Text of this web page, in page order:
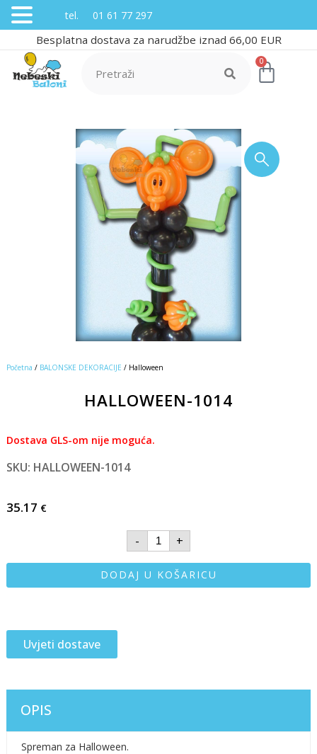
Besplatna dostava za narudžbe iznad 66,00 EUR
0
Početna / BALONSKE DEKORACIJE / Halloween
HALLOWEEN-1014
Dostava GLS-om nije moguća.
SKU: HALLOWEEN-1014
35.17 €
- +
DODAJ U KOŠARICU
Uvjeti dostave
OPIS
Spreman za Halloween.
tel. 01 61 77 297